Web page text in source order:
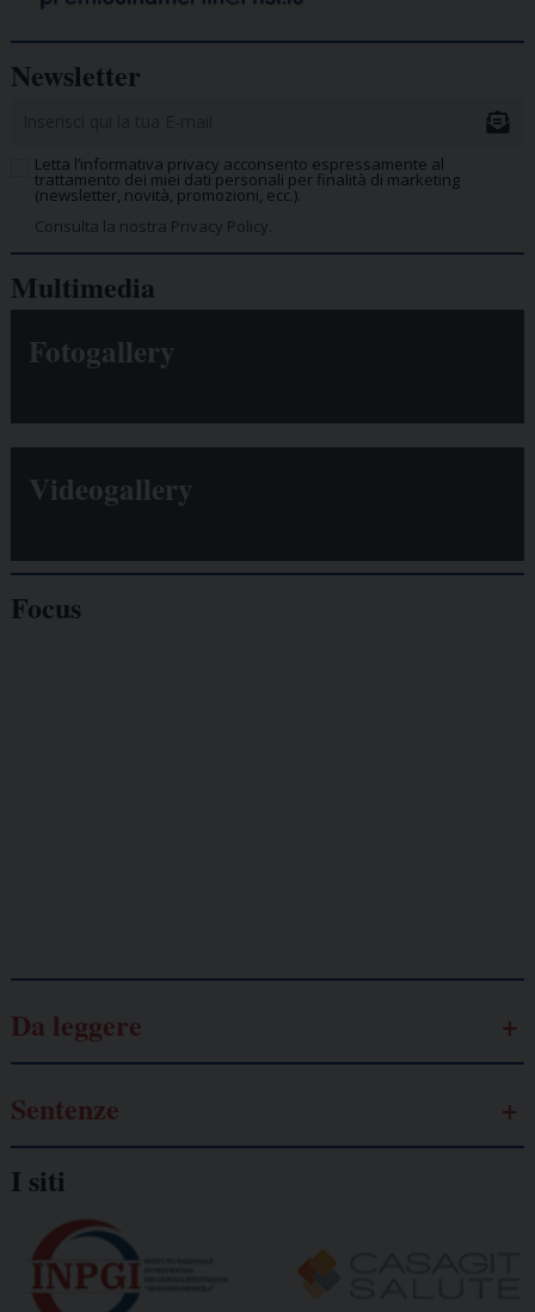
Newsletter
Letta l’informativa privacy acconsento espressamente al
trattamento dei miei dati personali per finalità di marketing
(newsletter, novità, promozioni, ecc.).
Consulta la nostra Privacy Policy.
Multimedia
Fotogallery
Videogallery
Focus
Da leggere
Sentenze
I siti